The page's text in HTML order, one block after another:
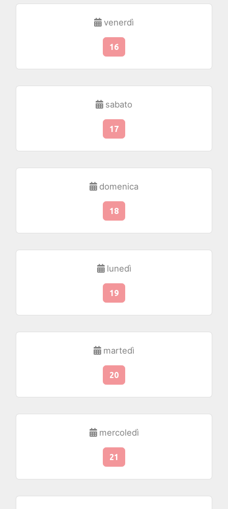
venerdì
16
sabato
17
domenica
18
lunedì
19
martedì
20
mercoledì
21